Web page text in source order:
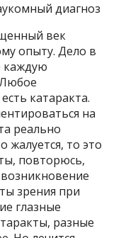
диагноз
век
опыту. Дело в
каждую
катаракта.
на
реально
жалуется, то это
повторюсь,
зрения при
глазные
разные